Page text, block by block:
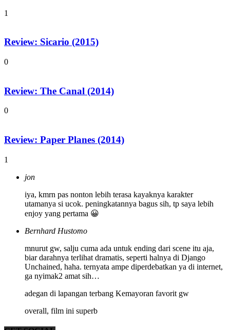
1
Review: Sicario (2015)
0
Review: The Canal (2014)
0
Review: Paper Planes (2014)
1
jon
iya, kmrn pas nonton lebih terasa kayaknya karakter
utamanya si ucok. peningkatannya bagus sih, tp saya lebih
enjoy yang pertama 😀
Bernhard Hustomo
mnurut gw, salju cuma ada untuk ending dari scene itu aja,
biar darahnya terlihat dramatis, seperti halnya di Django
Unchained, haha. ternyata ampe diperdebatkan ya di internet,
ga nyimak2 amat sih…
adegan di lapangan terbang Kemayoran favorit gw
overall, film ini superb